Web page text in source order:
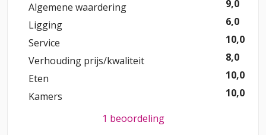
Algemene waardering
9,0
Ligging
6,0
Service
10,0
Verhouding prijs/kwaliteit
8,0
Eten
10,0
Kamers
10,0
1 beoordeling